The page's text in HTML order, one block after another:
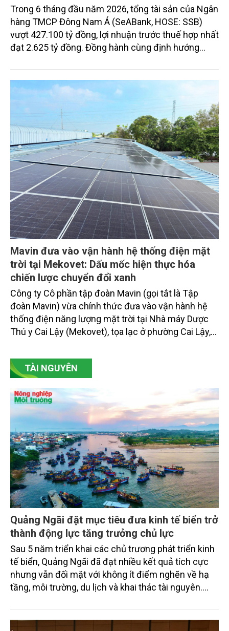
Trong 6 tháng đầu năm 2026, tổng tài sản của Ngân
hàng TMCP Đông Nam Á (SeABank, HOSE: SSB)
vượt 427.100 tỷ đồng, lợi nhuận trước thuế hợp nhất
đạt 2.625 tỷ đồng. Đồng hành cùng định hướng
SeABank tiếp tục duy trì hoạt động hiệu quả, mở
rộng tín dụng, củng cố nguồn vốn và đảm bảo các
chỉ tiêu an toàn.
Mavin đưa vào vận hành hệ thống điện mặt
trời tại Mekovet: Dấu mốc hiện thực hóa
chiến lược chuyển đổi xanh
Công ty Cô phần tập đoàn Mavin (gọi tắt là Tập
đoàn Mavin) vừa chính thức đưa vào vận hành hệ
thống điện năng lượng mặt trời tại Nhà máy Dược
Thú y Cai Lậy (Mekovet), tọa lạc ở phường Cai Lậy,
TÀI NGUYÊN
Quảng Ngãi đặt mục tiêu đưa kinh tế biển trở
thành động lực tăng trưởng chủ lực
Sau 5 năm triển khai các chủ trương phát triển kinh
tế biển, Quảng Ngãi đã đạt nhiều kết quả tích cực
nhưng vẫn đối mặt với không ít điểm nghẽn về hạ
tầng, môi trường, du lịch và khai thác tài nguyên.
đặt mục tiêu đưa kinh tế biển phát triển nhanh, bền
vững, trở thành động lực quan trọng thúc đẩy tăng